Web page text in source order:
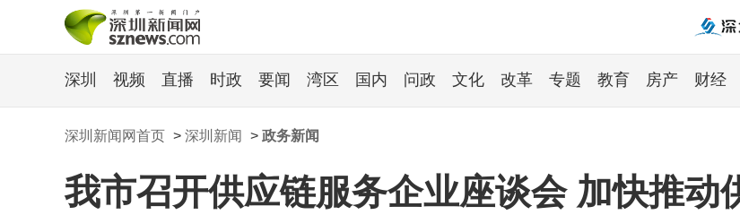
深圳 视频 直播 时政 要闻 湾区 国内 问政 文化 改革 专题 教育 房产 财经
深圳新闻网首页 > 深圳新闻 > 政务新闻
我市召开供应链服务企业座谈会 加快推